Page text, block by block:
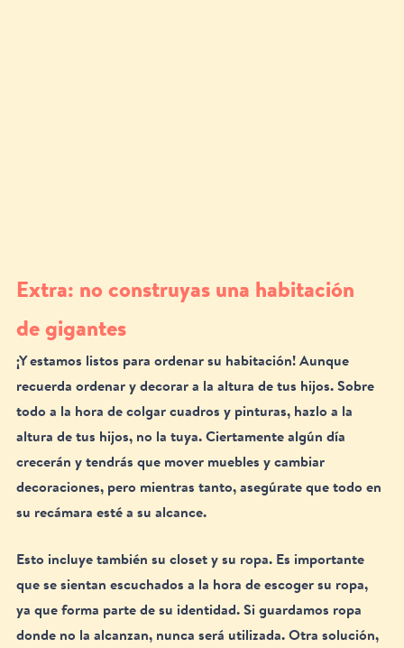
Extra: no construyas una habitación
de gigantes
¡Y estamos listos para ordenar su habitación! Aunque
recuerda ordenar y decorar a la altura de tus hijos. Sobre
todo a la hora de colgar cuadros y pinturas, hazlo a la
altura de tus hijos, no la tuya. Ciertamente algún día
crecerán y tendrás que mover muebles y cambiar
decoraciones, pero mientras tanto, asegúrate que todo en
su recámara esté a su alcance.
Esto incluye también su closet y su ropa. Es importante
que se sientan escuchados a la hora de escoger su ropa,
ya que forma parte de su identidad. Si guardamos ropa
donde no la alcanzan, nunca será utilizada. Otra solución,